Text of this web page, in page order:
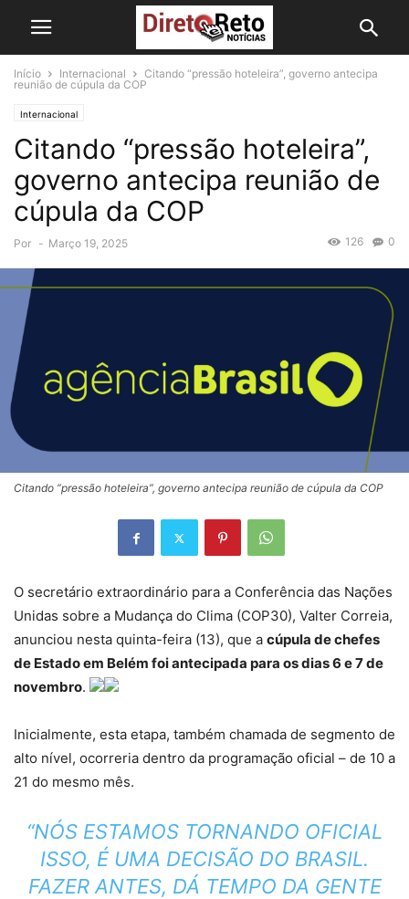
Início Internacional
Citando “pressão hoteleira”, governo antecipa
reunião de cúpula da COP
Internacional
Citando “pressão hoteleira”,
governo antecipa reunião de
cúpula da COP
Por - Março 19, 2025 0
126
Citando “pressão hoteleira”, governo antecipa reunião de cúpula da COP
O secretário extraordinário para a Conferência das Nações
Unidas sobre a Mudança do Clima (COP30), Valter Correia,
anunciou nesta quinta-feira (13), que a cúpula de chefes
de Estado em Belém foi antecipada para os dias 6 e 7 de
novembro.
Inicialmente, esta etapa, também chamada de segmento de
alto nível, ocorreria dentro da programação oficial – de 10 a
21 do mesmo mês.
“NÓS ESTAMOS TORNANDO OFICIAL
ISSO, É UMA DECISÃO DO BRASIL.
FAZER ANTES, DÁ TEMPO DA GENTE